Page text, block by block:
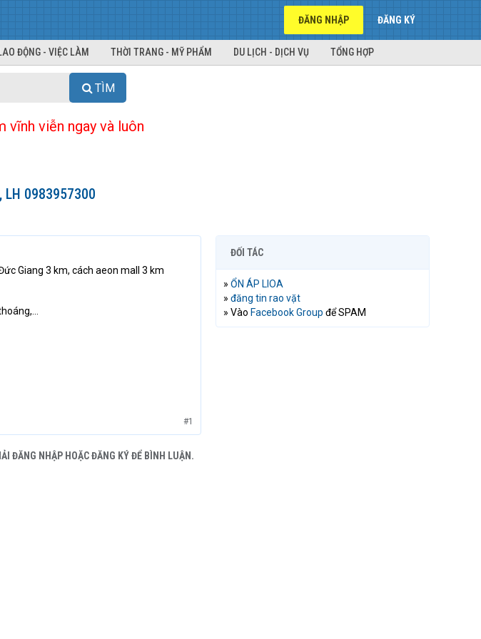
ĐĂNG NHẬP ĐĂNG KÝ
ĐỘNG - VIỆC LÀM THỜI TRANG - MỸ PHẨM DU LỊCH - DỊCH VỤ TỔNG HỢP
TÌM
vĩnh viễn ngay và luôn
LH 0983957300
Giang 3 km, cách aeon mall 3 km
#1
ĐĂNG NHẬP HOẶC ĐĂNG KÝ ĐỂ BÌNH LUẬN.
ĐỐI TÁC
» ỔN ÁP LIOA
» đăng tin rao vặt
» Vào Facebook Group để SPAM